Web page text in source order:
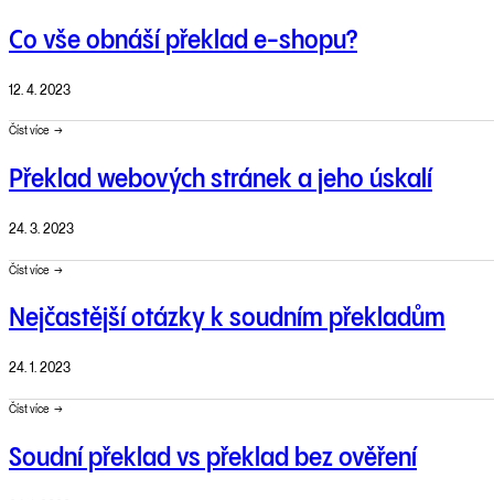
Co vše obnáší překlad e-shopu?
12. 4. 2023
Číst více
Překlad webových stránek a jeho úskalí
24. 3. 2023
Číst více
Nejčastější otázky k soudním překladům
24. 1. 2023
Číst více
Soudní překlad vs překlad bez ověření